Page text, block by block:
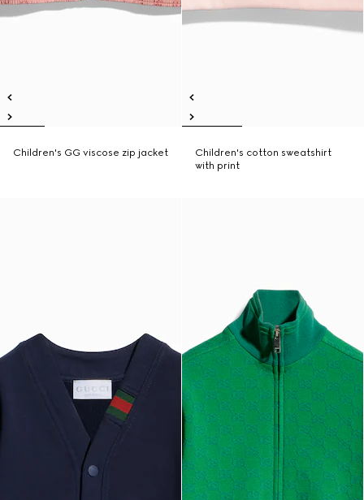
Children's GG viscose zip jacket
Children's cotton sweatshirt
with print